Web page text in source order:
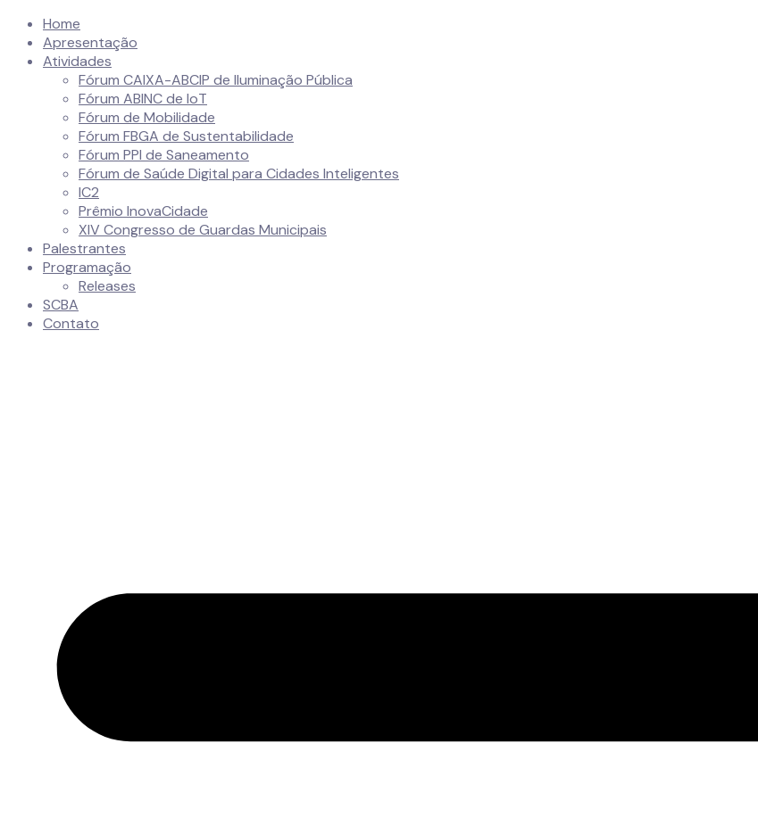
Home
Apresentação
Atividades
Fórum CAIXA-ABCIP de Iluminação Pública
Fórum ABINC de IoT
Fórum de Mobilidade
Fórum FBGA de Sustentabilidade
Fórum PPI de Saneamento
Fórum de Saúde Digital para Cidades Inteligentes
IC2
Prêmio InovaCidade
XIV Congresso de Guardas Municipais
Palestrantes
Programação
Releases
SCBA
Contato